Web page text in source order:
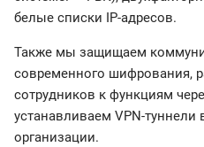
белые списки IP-адресов.
Также мы защищаем
современного шифрования,
сотрудников к функциям
устанавливаем VPN-туннели
организации.